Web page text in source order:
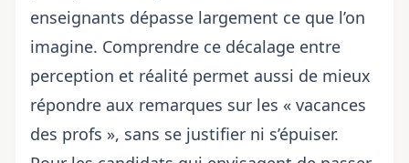
enseignants dépasse largement ce que l’on
imagine. Comprendre ce décalage entre
perception et réalité permet aussi de mieux
répondre aux remarques sur les « vacances
des profs », sans se justifier ni s’épuiser.